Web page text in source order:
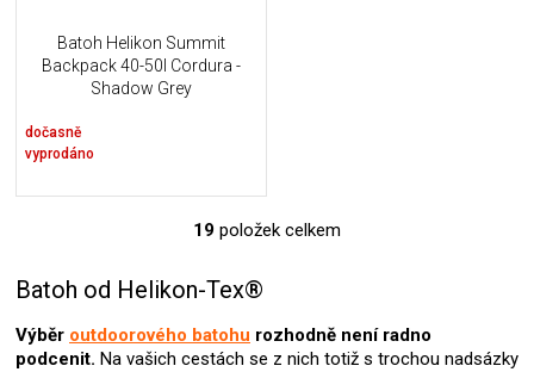
Batoh Helikon Summit
Backpack 40-50l Cordura -
Shadow Grey
dočasně
vyprodáno
O
d
a
19 položek celkem
Batoh od Helikon-Tex®
Výběr outdoorového batohu rozhodně není radno
podcenit. Na vašich cestách se z nich totiž s trochou nadsázky